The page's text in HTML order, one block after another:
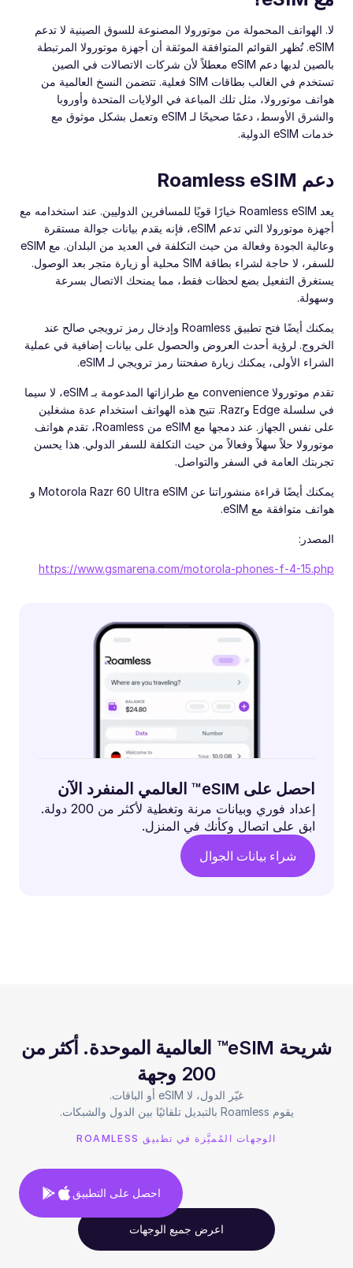
لا. الهواتف المحمولة من موتورولا المصنوعة للسوق الصينية لا تدعم
eSIM. تُظهر القوائم المتوافقة الموثقة أن أجهزة موتورولا المرتبطة
بالصين لديها دعم eSIM معطلاً لأن شركات الاتصالات في الصين
تستخدم في الغالب بطاقات SIM فعلية. تتضمن النسخ العالمية من
هواتف موتورولا، مثل تلك المباعة في الولايات المتحدة وأوروبا
والشرق الأوسط، دعمًا صحيحًا لـ eSIM وتعمل بشكل موثوق مع
خدمات eSIM الدولية.
دعم Roamless eSIM
يعد Roamless eSIM خيارًا قويًا للمسافرين الدوليين. عند استخدامه مع
أجهزة موتورولا التي تدعم eSIM، فإنه يقدم بيانات جوالة مستقرة
وعالية الجودة وفعالة من حيث التكلفة في العديد من البلدان. مع eSIM
للسفر، لا حاجة لشراء بطاقة SIM محلية أو زيارة متجر بعد الوصول.
يستغرق التفعيل بضع لحظات فقط، مما يمنحك الاتصال بسرعة
وسهولة.
يمكنك أيضًا فتح تطبيق Roamless وإدخال رمز ترويجي صالح عند
الخروج. لرؤية أحدث العروض والحصول على بيانات إضافية في عملية
الشراء الأولى، يمكنك زيارة صفحتنا رمز ترويجي لـ eSIM.
تقدم موتورولا convenience مع طرازاتها المدعومة بـ eSIM، لا سيما
في سلسلة Edge وRazr. تتيح هذه الهواتف استخدام عدة مشغلين
على نفس الجهاز. عند دمجها مع eSIM من Roamless، تقدم هواتف
موتورولا حلاً سهلاً وفعالاً من حيث التكلفة للسفر الدولي. هذا يحسن
تجربتك العامة في السفر والتواصل.
يمكنك أيضًا قراءة منشوراتنا عن Motorola Razr 60 Ultra eSIM و
هواتف متوافقة مع eSIM.
المصدر:
https://www.gsmarena.com/motorola-phones-f-4-15.php
احصل على eSIM™ العالمي المنفرد الآن
إعداد فوري وبيانات مرنة وتغطية لأكثر من 200 دولة.
ابق على اتصال وكأنك في المنزل.
شراء بيانات الجوال
شريحة eSIM™ العالمية الموحدة. أكثر من
200 وجهة
يقوم Roamless بالتبديل تلقائيًا بين الدول والشبكات.
الوجهات المُميَّزة في تطبيق ROAMLESS
اعرض جميع الوجهات
احصل على التطبيق